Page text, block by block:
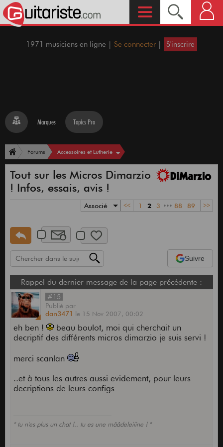
1971 musiciens en ligne | Se connecter | S'inscrire
Marques Topics Pro
Forums Accessoires et Lutherie
Tout sur les Micros Dimarzio
! Infos, essais, avis !
Associé << 1 2 3 ••• 88 89 >>
Suivre
Rappel du dernier message de la page précédente :
#15
Publié par
dan3471 le 15 Nov 2007, 00:02
eh ben !
beau boulot, moi qui cherchait un
decriptif des différents micros dimarzio je suis servi !
merci scanlan
..et à tous les autres aussi evidement, pour leurs
decriptions de leurs configs
" tu n'es plus un chat !.. tu es une mââdeleiiine ! "